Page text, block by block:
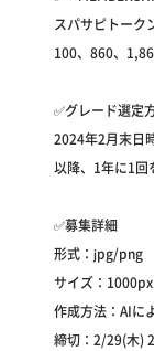
スパサピトーク
100、860、
✅グレード選定
2024年2月末日
以降、1年に1回
✅募集詳細
形式：jpg/png
サイズ：
作成方法：AIに
締切：2/29(木)